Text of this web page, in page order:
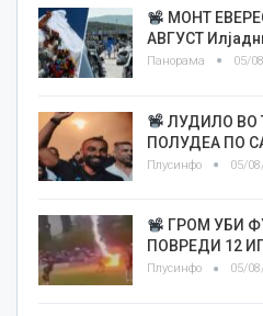
МОНТ
АВГУСТ
Панорама 05/
ЛУДИЛО ВО
ПОЛУДЕА ПО
Плусинфо 05/
ГРОМ УБИ
ПОВРЕДИ 12
Плусинфо 05/